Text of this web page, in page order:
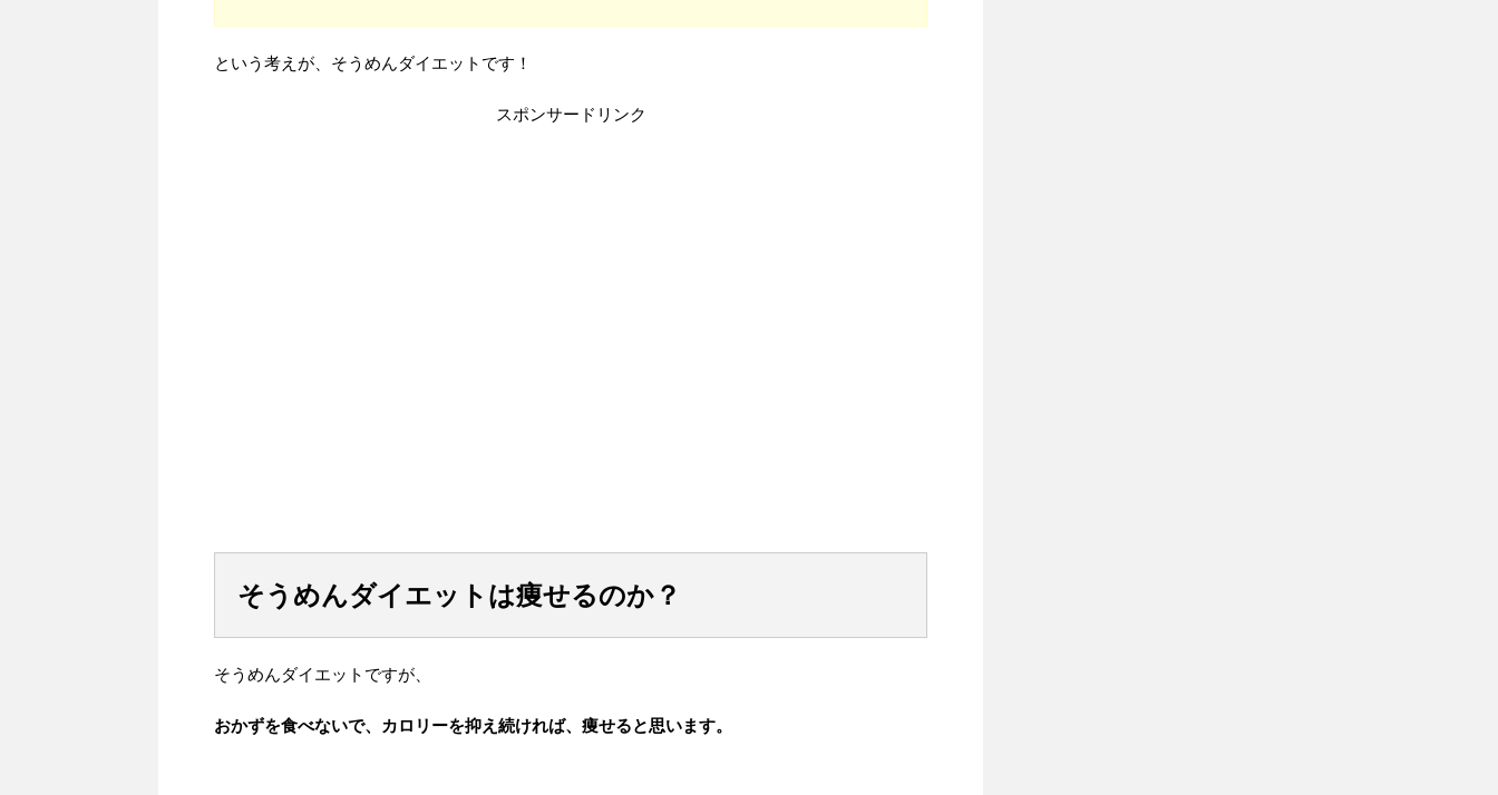
という考えが、そうめんダイエットです！
スポンサードリンク
そうめんダイエットは痩せるのか？
そうめんダイエットですが、
おかずを食べないで、カロリーを抑え続ければ、痩せると思います。